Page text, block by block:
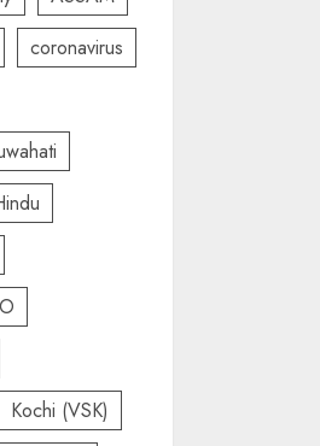
coronavirus
Kochi (VSK)